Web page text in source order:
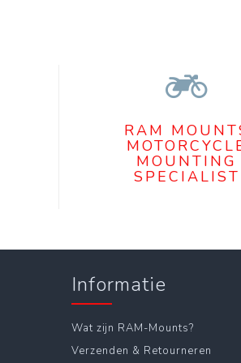
RAM
MOUNTING
SPECIALIST
Informatie
Wat zijn RAM-Mounts?
Verzenden & Retourneren